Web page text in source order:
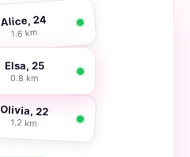
Alice, 24
1.6 km
Elsa, 25
0.8 km
Olivia, 22
1.2 km